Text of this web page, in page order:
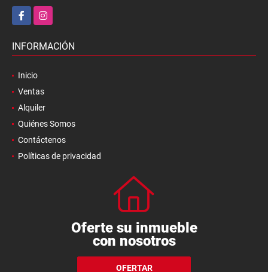
FacebookInstagram
INFORMACIÓN
Inicio
Ventas
Alquiler
Quiénes Somos
Contáctenos
Políticas de privacidad
Oferte su inmueble
con nosotros
OFERTAR